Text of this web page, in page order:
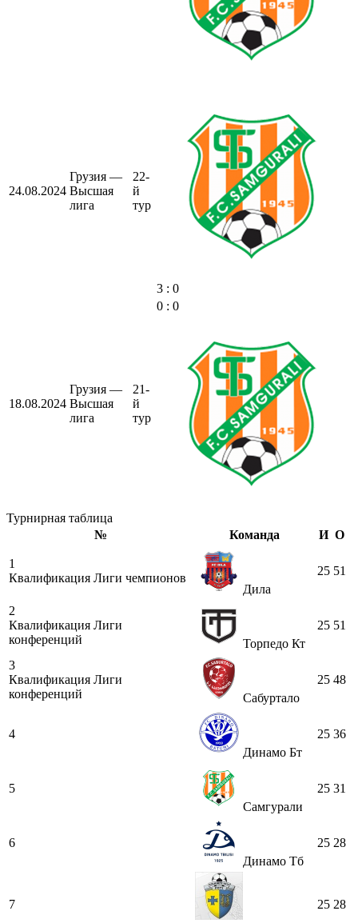
24.08.2024
Грузия —
Высшая
лига
22-
й
тур
3 : 0
18.08.2024
Грузия —
Высшая
лига
21-
й
тур
0 : 0
Турнирная таблица
№
Команда И О
1
Квалификация Лиги чемпионов
Дила
25 51
2
Квалификация Лиги
конференций
Торпедо Кт
25 51
3
Квалификация Лиги
конференций
Сабуртало
25 48
4
Динамо Бт
25 36
5
Самгурали
25 31
6
Динамо Тб
25 28
7
25 28